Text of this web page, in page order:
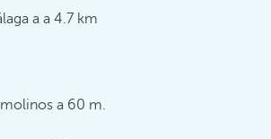
a a 4.7 km
a 60 m.